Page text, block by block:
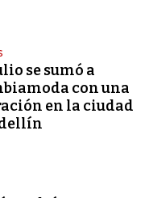
se sumó a
con una
en la ciudad